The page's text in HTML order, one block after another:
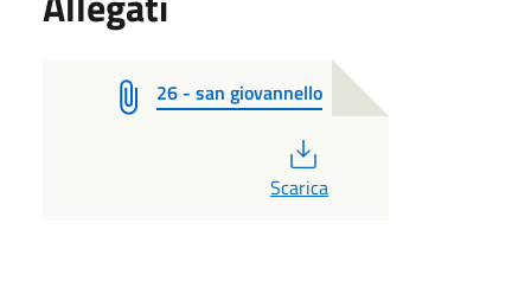
26 - san giovannello
Scarica